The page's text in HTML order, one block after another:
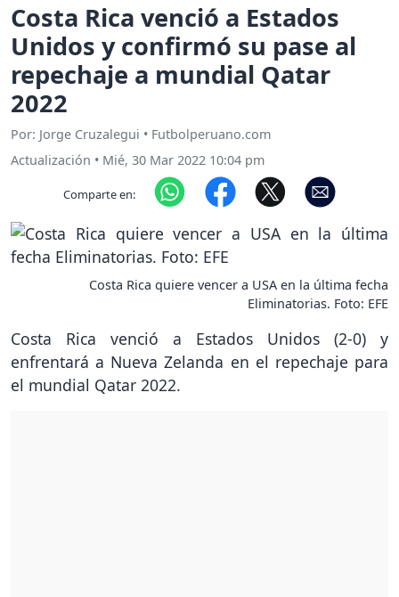
Costa Rica venció a Estados
Unidos y confirmó su pase al
repechaje a mundial Qatar
2022
Por: Jorge Cruzalegui • Futbolperuano.com
Actualización • Mié, 30 Mar 2022 10:04 pm
Comparte en:
Costa Rica quiere vencer a USA en la última fecha
Eliminatorias. Foto: EFE
Costa Rica venció a Estados Unidos (2-0) y
enfrentará a Nueva Zelanda en el repechaje para
el mundial Qatar 2022.